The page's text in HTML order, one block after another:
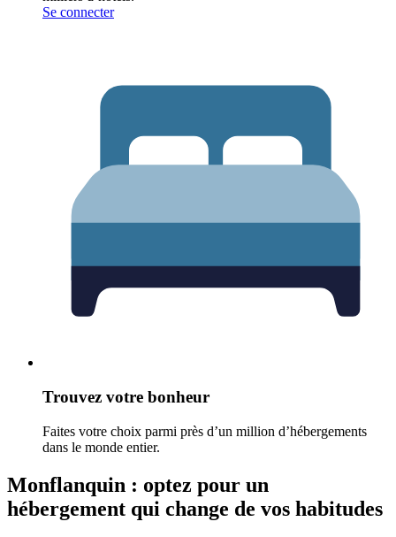
Se connecter
Trouvez votre bonheur
Faites votre choix parmi près d’un million d’hébergements
dans le monde entier.
Monflanquin : optez pour un
hébergement qui change de vos habitudes